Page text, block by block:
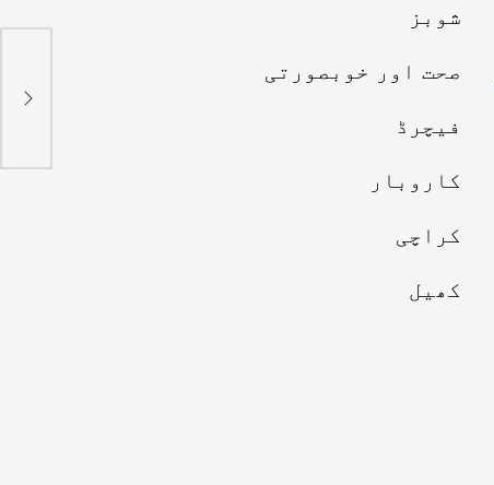
شوبز
صحت اور خوبصورتی
فیچرڈ
کاروبار
کراچی
کھیل